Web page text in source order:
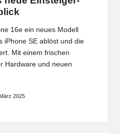
16e ein neues Modell
iPhone SE ablöst und die
Mit einem frischen
Hardware und neuen
2025